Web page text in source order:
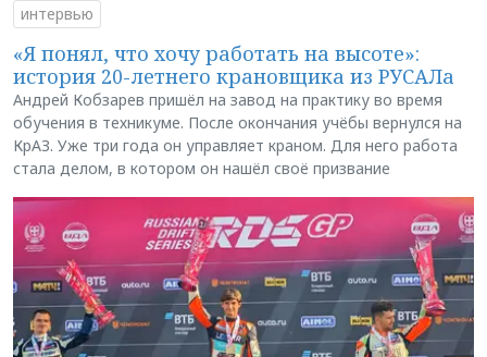
интервью
«Я понял, что хочу работать на высоте»:
история 20-летнего крановщика из РУСАЛа
Андрей Кобзарев пришёл на завод на практику во время
обучения в техникуме. После окончания учёбы вернулся на
КрАЗ. Уже три года он управляет краном. Для него работа
стала делом, в котором он нашёл своё призвание